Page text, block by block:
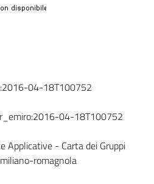
04-18T100752
r_emiro:2016-04-18T100752
Applicative - Carta dei Gruppi
romagnola